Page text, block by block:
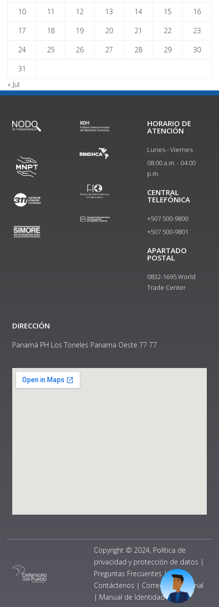
10 11 12 13 14 15 16
17 18 19 20 21 22 23
24 25 26 27 28 29 30
31
« Jul
HORARIO DE
ATENCIÓN
Lunes - Viernes
08:00 a.m. - 04:00
p.m.
CENTRAL
TELEFÓNICA
+507 500-9800
+507 500-9801​
APARTADO
POSTAL
0832-1695 World
Trade Center
DIRECCIÓN
Panamá PH Los Toneles Panama Oeste 77 77
Copyright © 2024, Política de
privacidad y protección de datos |
Preguntas Frecuentes |
Contáctenos | Correo Institucional
| Manual de Identidad Visual